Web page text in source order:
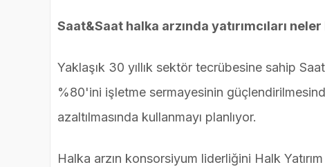
Saat&Saat halka arzında yatırımcıları
Yaklaşık 30 yıllık sektör tecrübesine sahip
%80'ini işletme sermayesinin
azaltılmasında kullanmayı planlıyor.
Halka arzın konsorsiyum liderliğini Halk